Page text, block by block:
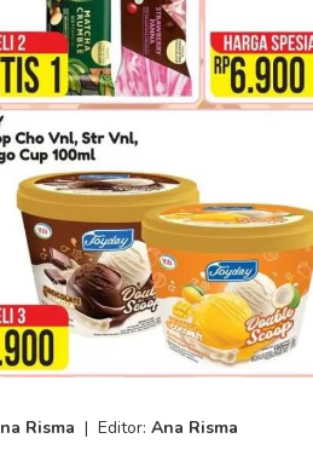
Risma | Editor: Ana Risma